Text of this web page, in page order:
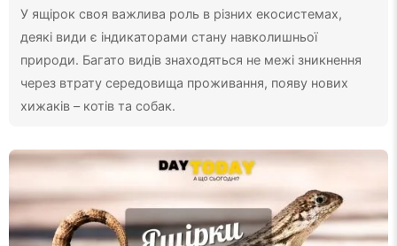
У ящірок своя важлива роль в різних екосистемах,
деякі види є індикаторами стану навколишньої
природи. Багато видів знаходяться не межі зникнення
через втрату середовища проживання, появу нових
хижаків – котів та собак.